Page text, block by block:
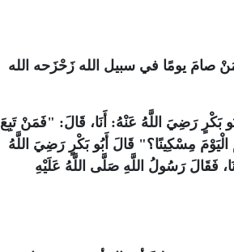
صامَ يومًا في سبيل الله زَحْزَحه الله
‏رَضِيَ اللَّهُ عَنْهُ: ‏أَنَا، قَالَ: "فَمَنْ تَبِعَ
مِسْكِينًا؟" قَالَ ‏‏أَبُو بَكْرٍ ‏رَضِيَ اللَّهُ
فَقَالَ رَسُولُ اللَّهِ ‏‏صَلَّى اللَّهُ عَلَيْهِ